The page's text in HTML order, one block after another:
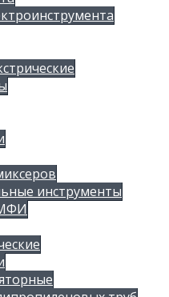
инструменты